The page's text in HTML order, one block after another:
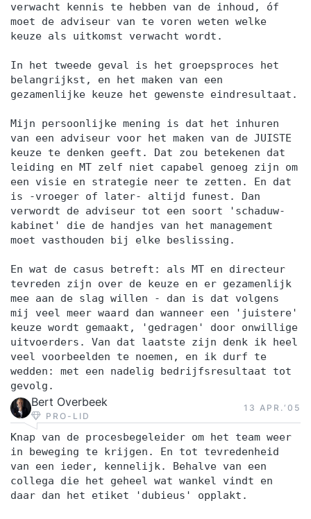
verwacht kennis te hebben van de inhoud, óf
moet de adviseur van te voren weten welke
keuze als uitkomst verwacht wordt.
In het tweede geval is het groepsproces het
belangrijkst, en het maken van een
gezamenlijke keuze het gewenste eindresultaat.
Mijn persoonlijke mening is dat het inhuren
van een adviseur voor het maken van de JUISTE
keuze te denken geeft. Dat zou betekenen dat
leiding en MT zelf niet capabel genoeg zijn om
een visie en strategie neer te zetten. En dat
is -vroeger of later- altijd funest. Dan
verwordt de adviseur tot een soort 'schaduw-
kabinet' die de handjes van het management
moet vasthouden bij elke beslissing.
En wat de casus betreft: als MT en directeur
tevreden zijn over de keuze en er gezamenlijk
mee aan de slag willen - dan is dat volgens
mij veel meer waard dan wanneer een 'juistere'
keuze wordt gemaakt, 'gedragen' door onwillige
uitvoerders. Van dat laatste zijn denk ik heel
veel voorbeelden te noemen, en ik durf te
wedden: met een nadelig bedrijfsresultaat tot
gevolg.
Bert Overbeek
PRO-LID
13 APR.‘05
Knap van de procesbegeleider om het team weer
in beweging te krijgen. En tot tevredenheid
van een ieder, kennelijk. Behalve van een
collega die het geheel wat wankel vindt en
daar dan het etiket 'dubieus' opplakt.